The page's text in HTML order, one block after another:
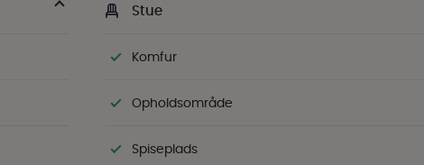
Stue
Komfur
Opholdsområde
Spiseplads